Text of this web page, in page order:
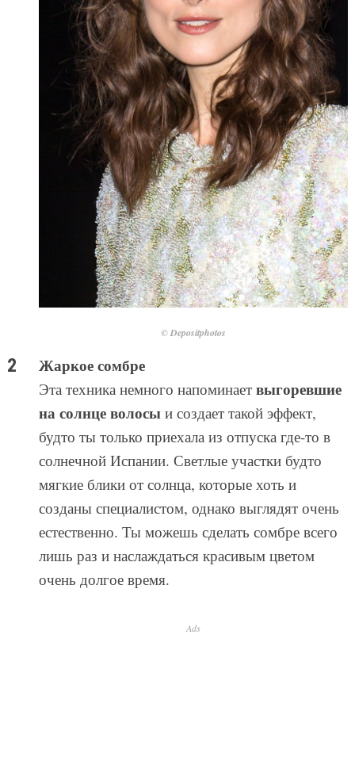
© Depositphotos
Жаркое сомбре
Эта техника немного напоминает выгоревшие
на солнце волосыи создает такой эффект,
будто ты только приехала из отпуска где-то в
солнечной Испании. Светлые участки будто
мягкие блики от солнца, которые хоть и
созданы специалистом, однако выглядят очень
естественно. Ты можешь сделать сомбре всего
лишь раз и наслаждаться красивым цветом
очень долгое время.
Ads